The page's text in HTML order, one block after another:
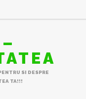
SI DESPRE
TA!!!